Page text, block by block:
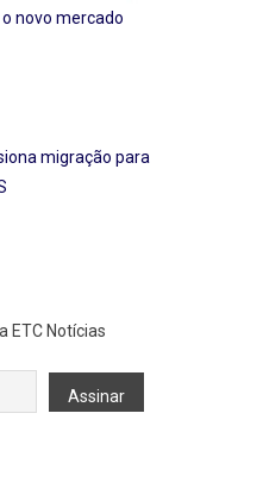
novo mercado
migração para
ETC Notícias